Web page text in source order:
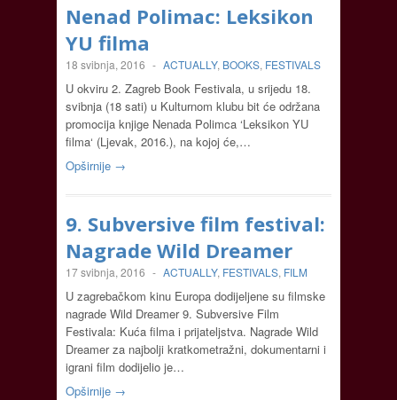
Nenad Polimac: Leksikon
YU filma
18 svibnja, 2016 - ACTUALLY, BOOKS, FESTIVALS
U okviru 2. Zagreb Book Festivala, u srijedu 18.
svibnja (18 sati) u Kulturnom klubu bit će održana
promocija knjige Nenada Polimca ‘Leksikon YU
filma‘ (Ljevak, 2016.), na kojoj će,…
Opširnije →
9. Subversive film festival:
Nagrade Wild Dreamer
17 svibnja, 2016 - ACTUALLY, FESTIVALS, FILM
U zagrebačkom kinu Europa dodijeljene su filmske
nagrade Wild Dreamer 9. Subversive Film
Festivala: Kuća filma i prijateljstva. Nagrade Wild
Dreamer za najbolji kratkometražni, dokumentarni i
igrani film dodijelio je…
Opširnije →